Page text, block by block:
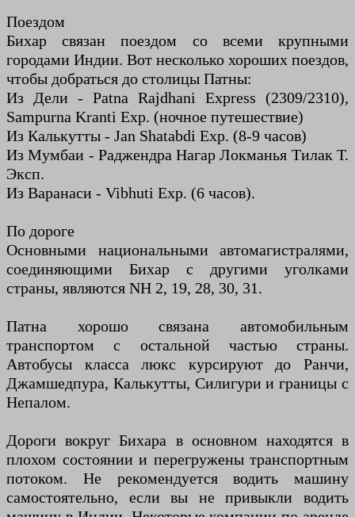
Поездом
Бихар связан поездом со всеми крупными
городами Индии. Вот несколько хороших поездов,
чтобы добраться до столицы Патны:
Из Дели - Patna Rajdhani Express (2309/2310),
Sampurna Kranti Exp. (ночное путешествие)
Из Калькутты - Jan Shatabdi Exp. (8-9 часов)
Из Мумбаи - Раджендра Нагар Локманья Тилак Т.
Эксп.
Из Варанаси - Vibhuti Exp. (6 часов).
По дороге
Основными национальными автомагистралями,
соединяющими Бихар с другими уголками
страны, являются NH 2, 19, 28, 30, 31.
Патна хорошо связана автомобильным
транспортом с остальной частью страны.
Автобусы класса люкс курсируют до Ранчи,
Джамшедпура, Калькутты, Силигури и границы с
Непалом.
Дороги вокруг Бихара в основном находятся в
плохом состоянии и перегружены транспортным
потоком. Не рекомендуется водить машину
самостоятельно, если вы не привыкли водить